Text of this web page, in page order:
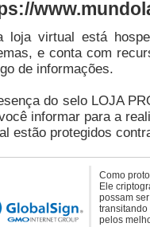
loja virtual está
e conta com
de informações.
do selo LOJA
informar para a
estão protegidos
Como
Ele
possam
transitando
pelos